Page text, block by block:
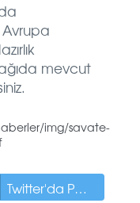
Avrupa
mevcut
img/savate-
Twitter'da Paylaş